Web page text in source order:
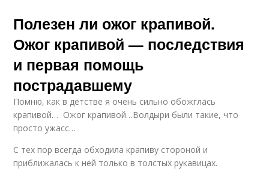
Полезен ли ожог крапивой.
Ожог крапивой — последствия
и первая помощь
пострадавшему
Помню, как в детстве я очень сильно обожглась
крапивой… Ожог крапивой…Волдыри были такие, что
просто ужасс…
С тех пор всегда обходила крапиву стороной и
приближалась к ней только в толстых рукавицах.